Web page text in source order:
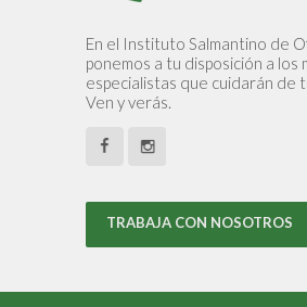
En el Instituto Salmantino de
ponemos a tu disposición a los
especialistas que cuidarán de
Ven y verás.
TRABAJA CON NOSOTROS